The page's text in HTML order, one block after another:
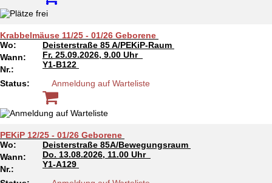
Krabbelmäuse 11/25 - 01/26 Geborene
Wo:
Deisterstraße 85 A/PEKiP-Raum
Wann:
Fr. 25.09.2026, 9.00 Uhr
Nr.:
Y1-B122
Status:
Anmeldung auf Warteliste
PEKiP 12/25 - 01/26 Geborene
Wo:
Deisterstraße 85A/Bewegungsraum
Wann:
Do. 13.08.2026, 11.00 Uhr
Nr.:
Y1-A129